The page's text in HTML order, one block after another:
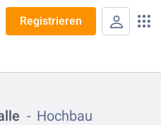
Registrieren
Hochbau